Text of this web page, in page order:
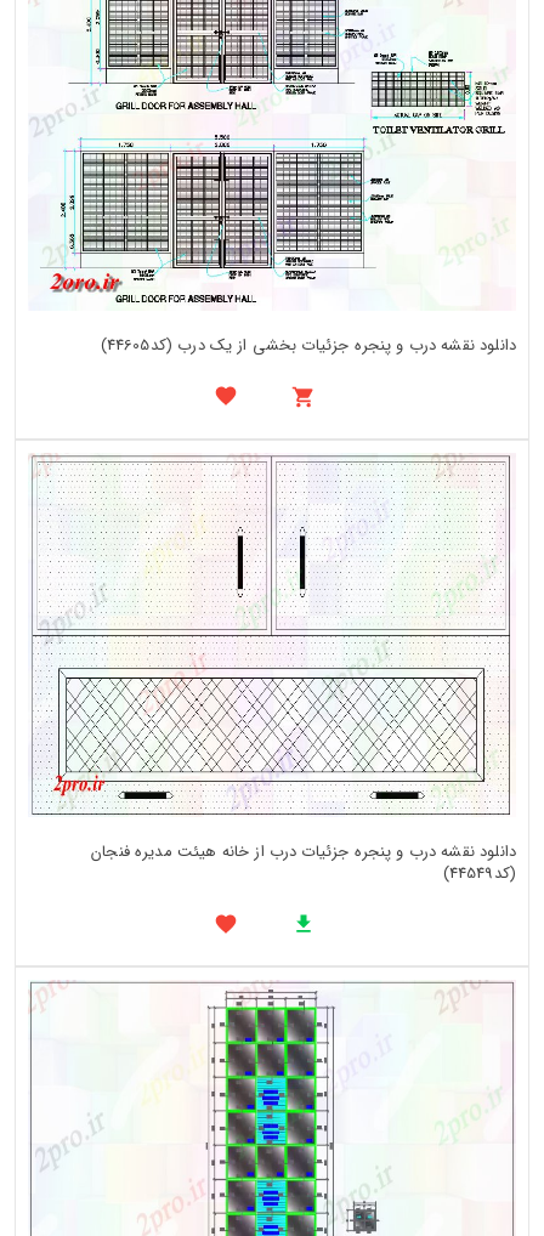
دانلود نقشه درب و پنجره جزئیات بخشی از یک درب (کد44605)
دانلود نقشه درب و پنجره جزئیات درب از خانه هیئت مدیره فنجان
(کد44549)